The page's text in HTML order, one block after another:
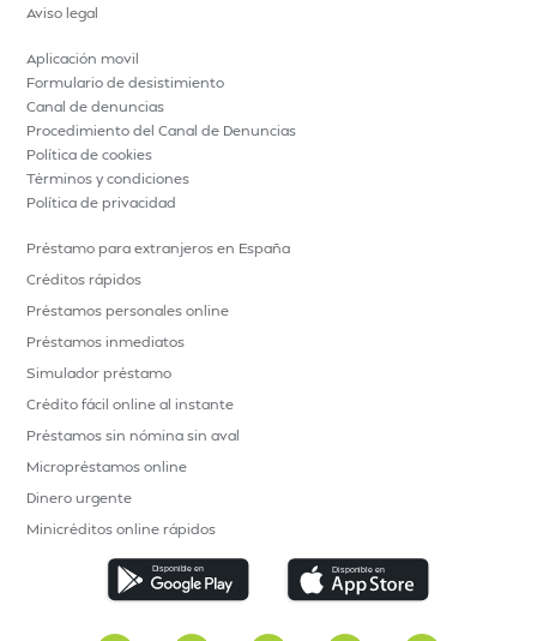
Aviso legal
Aplicación movil
Formulario de desistimiento
Canal de denuncias
Procedimiento del Canal de Denuncias
Política de cookies
Términos y condiciones
Política de privacidad
Préstamo para extranjeros en España
Créditos rápidos
Préstamos personales online
Préstamos inmediatos
Simulador préstamo
Crédito fácil online al instante
Préstamos sin nómina sin aval
Micropréstamos online
Dinero urgente
Minicréditos online rápidos